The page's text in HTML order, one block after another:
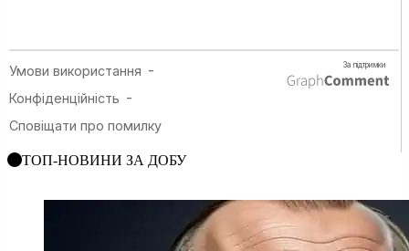
ТОП-НОВИНИ ЗА ДОБУ